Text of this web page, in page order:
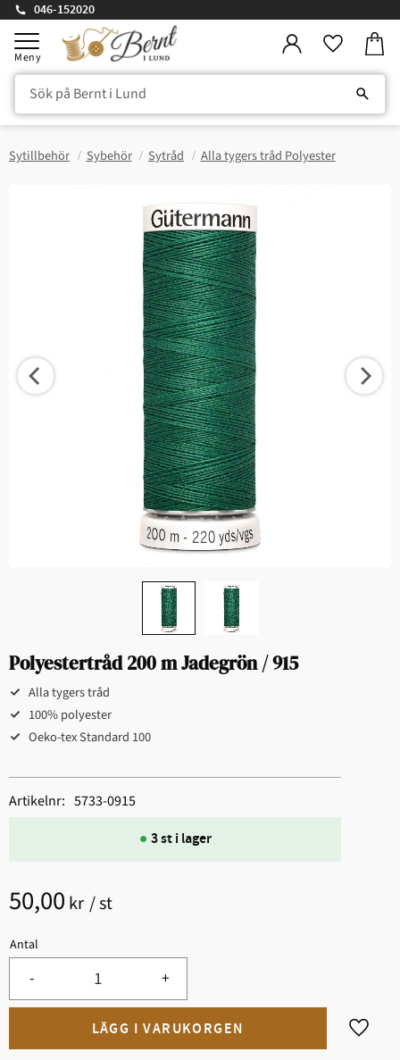
Meny
046-152020
Sytillbehör Sybehör Sytråd Alla tygers tråd Polyester
Polyestertråd 200 m Jadegrön / 915
Alla tygers tråd
100% polyester
Oeko-tex Standard 100
50,00 kr /st
Antal
+
-
Lägg
3 st i lager
Artikelnr 5733-0915